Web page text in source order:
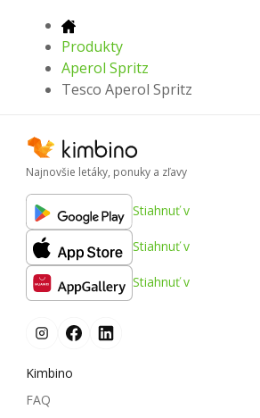
Produkty
Aperol Spritz
Tesco Aperol Spritz
Najnovšie letáky, ponuky a zľavy
Stiahnuť v
Stiahnuť v
Stiahnuť v
Kimbino
FAQ